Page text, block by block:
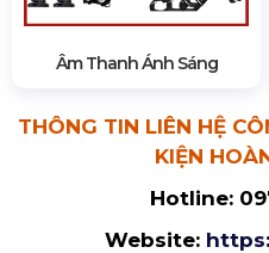
Âm Thanh Ánh Sáng
THÔNG TIN LIÊN HỆ
KIỆN
Hotline:
Website: